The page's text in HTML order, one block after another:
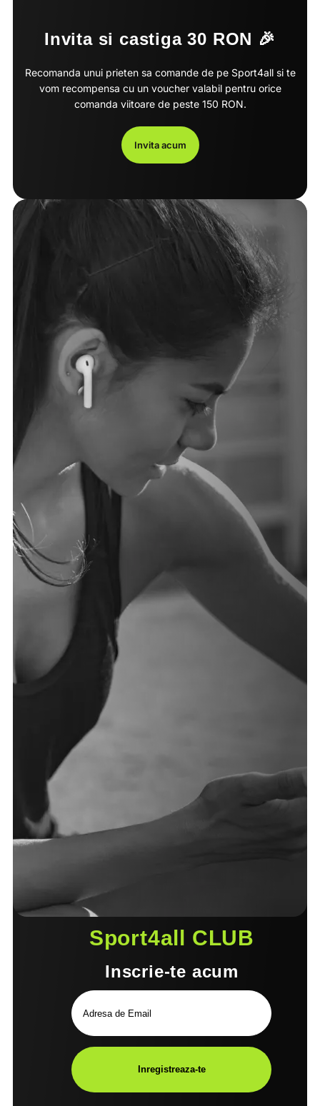
Invita si castiga 30 RON 🎉
Recomanda unui prieten sa comande de pe Sport4all si te
vom recompensa cu un voucher valabil pentru orice
comanda viitoare de peste 150 RON.
Invita acum
Sport4all CLUB
Inscrie-te acum